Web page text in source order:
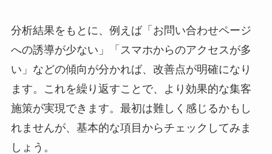
分析結果をもとに、例えば「お問い合わせページ
への誘導が少ない」「スマホからのアクセスが多
い」などの傾向が分かれば、改善点が明確になり
ます。これを繰り返すことで、より効果的な集客
施策が実現できます。最初は難しく感じるかもし
れませんが、基本的な項目からチェックしてみま
しょう。